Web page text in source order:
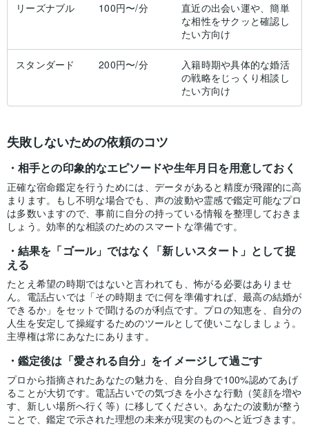
リーズナブル 100円〜/分
直近の出会い運や、簡単
な相性をサクッと確認し
たい方向け
スタンダード 200円〜/分
入籍時期や具体的な婚活
の戦略をじっくり相談し
たい方向け
失敗しないための依頼のコツ
相手との印象的なエピソードや生年月日を用意しておく
正確な宿命鑑定を行うためには、データがあると精度が飛躍的に高
まります。もし不明な場合でも、声の波動や霊感で鑑定可能なプロ
は多数いますので、事前に自分の持っている情報を整理しておきま
しょう。効率的な相談のためのスマートな準備です。
結果を「ゴール」ではなく「新しいスタート」として捉
える
たとえ希望の時期ではないと言われても、怖がる必要はありませ
ん。電話占いでは「その時期までに何を準備すれば、最高の結婚が
できるか」をセットで聞けるのが利点です。プロの知恵を、自分の
人生を安定して操縦するためのツールとして使いこなしましょう。
主導権は常にあなたにあります。
鑑定後は「愛される自分」をイメージして過ごす
プロから指摘されたあなたの魅力を、自分自身で100%認めてあげ
ることが大切です。電話占いでの気づきを小さな行動（笑顔を増や
す、新しい場所へ行く等）に移してください。あなたの波動が整う
ことで、鑑定で示された理想の未来が現実のものへと近づきます。